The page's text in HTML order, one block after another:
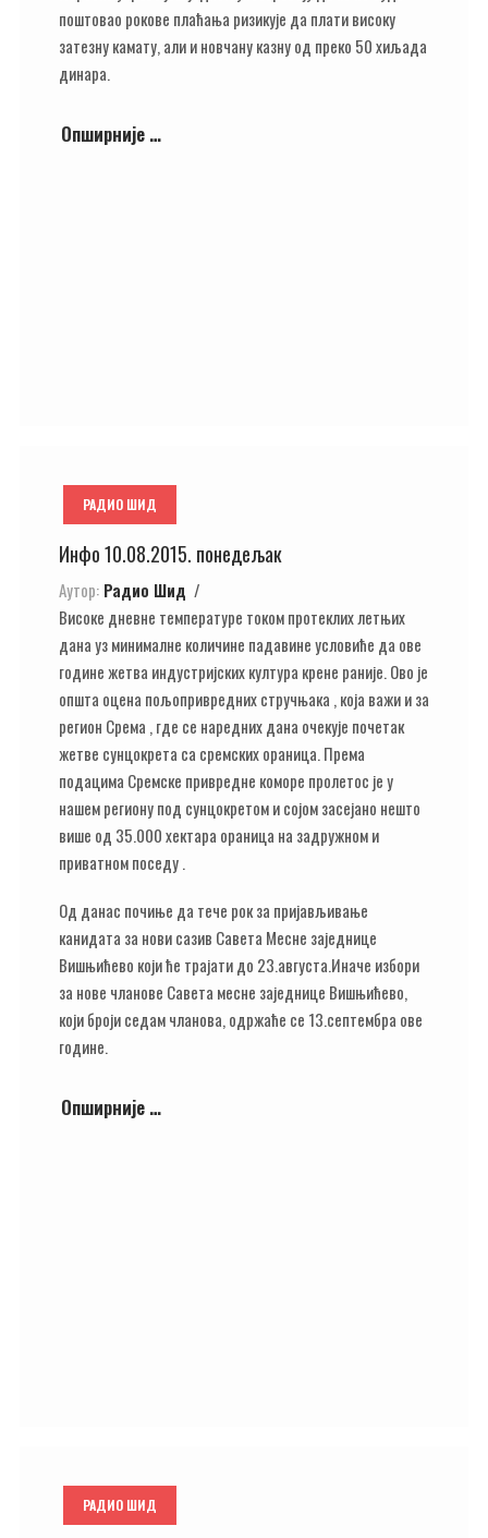
поштовао рокове плаћања ризикује да плати високу
затезну камату, али и новчану казну од преко 50 хиљада
динара.
Опширније …
РАДИО ШИД
Инфо 10.08.2015. понедељак
Аутор: Радио Шид
Високе дневне температуре током протеклих летњих
дана уз минималне количине падавине условиће да ове
године жетва индустријских култура крене раније. Ово је
општа оцена пољопривредних стручњака , која важи и за
регион Срема , где се наредних дана очекује почетак
жетве сунцокрета са сремских ораница. Према
подацима Сремске привредне коморе пролетос је у
нашем региону под сунцокретом и сојом засејано нешто
више од 35.000 хектара ораница на задружном и
приватном поседу .
Од данас почиње да тече рок за пријављивање
канидата за нови сазив Савета Месне заједнице
Вишњићево који ће трајати до 23.августа.Иначе избори
за нове чланове Савета месне заједнице Вишњићево,
који броји седам чланова, одржаће се 13.септембра ове
године.
Опширније …
РАДИО ШИД